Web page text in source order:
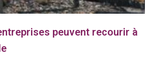
peuvent recourir à